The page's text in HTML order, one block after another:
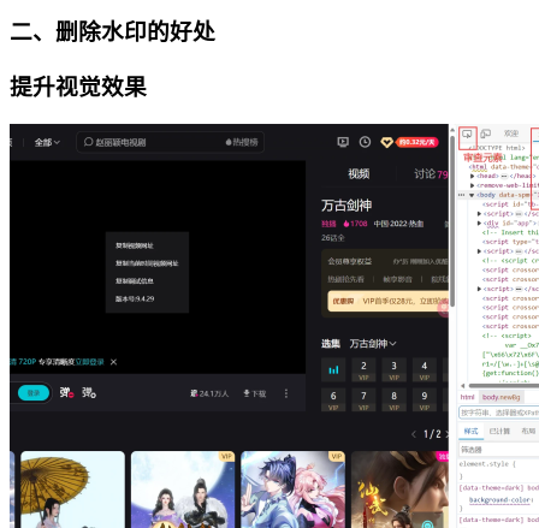
二、删除水印的好处
提升视觉效果